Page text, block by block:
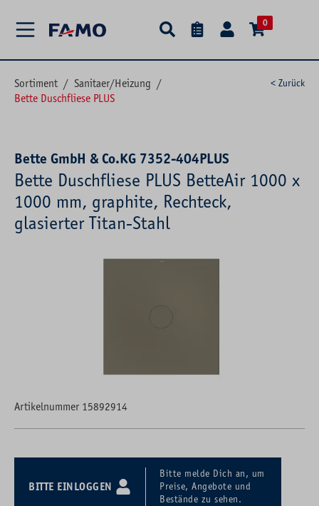
0
Sortiment / Sanitaer/Heizung /
Bette Duschfliese PLUS
< Zurück
Bette GmbH & Co.KG 7352-404PLUS
Bette Duschfliese PLUS BetteAir 1000 x
1000 mm, graphite, Rechteck,
glasierter Titan-Stahl
Artikelnummer 15892914
BITTE EINLOGGEN
Bitte melde Dich an, um
Preise, Angebote und
Bestände zu sehen.